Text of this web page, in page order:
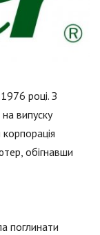
році. З
випуску
обігнавши
поглинати